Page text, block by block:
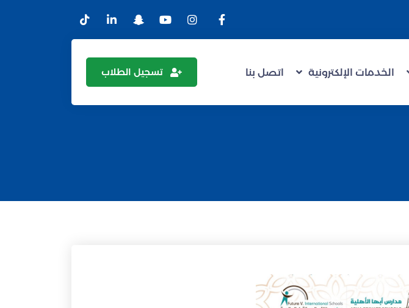
الخدمات الإلكترونية اتصل بنا تسجيل الطلاب